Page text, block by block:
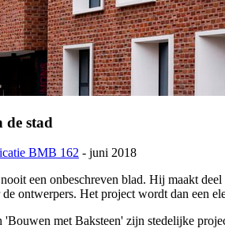
de stad
BMB 162 - juni 2018
een onbeschreven blad. Hij maakt
ontwerpers. Het project wordt dan een
'Bouwen met Baksteen' zijn stedelijke